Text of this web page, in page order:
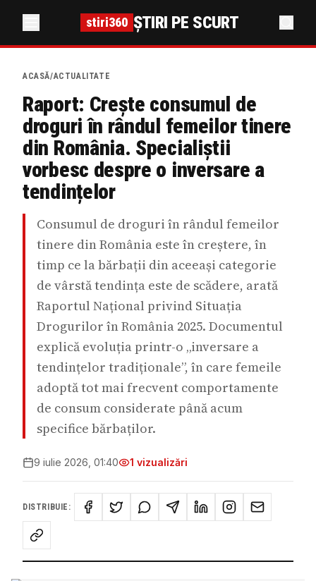
stiri360 ȘTIRI PE SCURT
ACASĂ/ACTUALITATE
Raport: Crește consumul de
droguri în rândul femeilor tinere
din România. Specialiștii
vorbesc despre o inversare a
tendințelor
Consumul de droguri în rândul femeilor
tinere din România este în creștere, în
timp ce la bărbații din aceeași categorie
de vârstă tendința este de scădere, arată
Raportul Național privind Situația
Drogurilor în România 2025. Documentul
explică evoluția printr-o „inversare a
tendințelor tradiționale”, în care femeile
adoptă tot mai frecvent comportamente
de consum considerate până acum
specifice bărbaților.
9 iulie 2026, 01:40 1 vizualizări
DISTRIBUIE: